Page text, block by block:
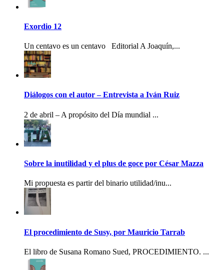
Exordio 12
Un centavo es un centavo Editorial A Joaquín,...
Diálogos con el autor – Entrevista a Iván Ruiz
2 de abril – A propósito del Día mundial ...
Sobre la inutilidad y el plus de goce por César Mazza
Mi propuesta es partir del binario utilidad/inu...
El procedimiento de Susy, por Mauricio Tarrab
El libro de Susana Romano Sued, PROCEDIMIENTO. ...